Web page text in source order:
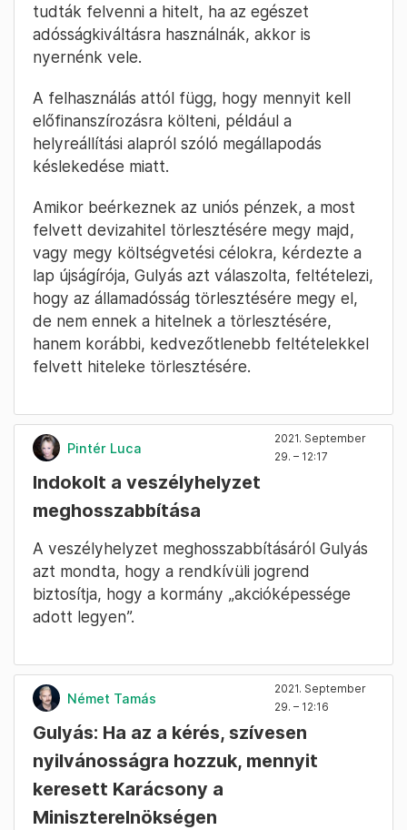
tudták felvenni a hitelt, ha az egészet
adósságkiváltásra használnák, akkor is
nyernénk vele.
A felhasználás attól függ, hogy mennyit kell
előfinanszírozásra költeni, például a
helyreállítási alapról szóló megállapodás
késlekedése miatt.
Amikor beérkeznek az uniós pénzek, a most
felvett devizahitel törlesztésére megy majd,
vagy megy költségvetési célokra, kérdezte a
lap újságírója, Gulyás azt válaszolta, feltételezi,
hogy az államadósság törlesztésére megy el,
de nem ennek a hitelnek a törlesztésére,
hanem korábbi, kedvezőtlenebb feltételekkel
felvett hiteleke törlesztésére.
Pintér Luca
2021. September
29. – 12:17
Indokolt a veszélyhelyzet
meghosszabbítása
A veszélyhelyzet meghosszabbításáról Gulyás
azt mondta, hogy a rendkívüli jogrend
biztosítja, hogy a kormány „akcióképessége
adott legyen”.
Német Tamás
2021. September
29. – 12:16
Gulyás: Ha az a kérés, szívesen
nyilvánosságra hozzuk, mennyit
keresett Karácsony a
Miniszterelnökségen